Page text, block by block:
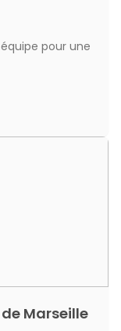
pour une
Marseille